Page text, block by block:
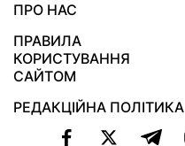
ПРО НАС
ПРАВИЛА
КОРИСТУВАННЯ
САЙТОМ
РЕДАКЦІЙНА ПОЛІТИКА